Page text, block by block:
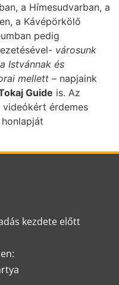
a Hímesudvarban, a
a Kávépörkölő
pedig
városunk
Istvánnak és
mellett – napjaink
Guide is. Az
érdemes
kezdete előtt